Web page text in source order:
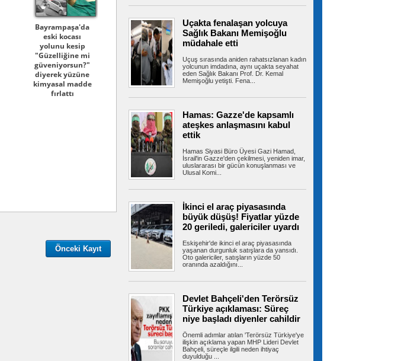
Bayrampaşa'da
eski kocası
yolunu kesip
"Güzelliğine mi
güveniyorsun?"
diyerek yüzüne
kimyasal madde
fırlattı
Önceki Kayıt
Kaldırımlar işgalden arındırılıyor
Bayrampaşa Belediyesi zabıta ekipleri, kamusal
alanların düzenli ve güvenli...
Trabzonspor resmen açıkladı!
resmen açıkladı. Bordo-mavili kulüp,...
Aziz Yıldırım'a bulaşmanın bedeli
ağır oldu
Fenerbahçe Başkanı Aziz Yıldırım'ın şikayeti
üzerine başlatılan soruşturmada...
Cumhurbaşkanı Erdoğan,
Bahçeli ile görüştü! Masada tek konu vardı
Cumhurbaşkanlığı Külliyesi bugün kritik bir
zirveye ev sahipliği yapıyor....
Türkiye dahil 8 ülkeden İsrail'e
karşı ortak bildiri: Açık ihlaldir, kabul edilemez
Türkiye'nin de aralarında yer aldığı 8 ülke,
İsrail'in Gazze'deki hastaneleri,...
Uçakta fenalaşan yolcuya
Sağlık Bakanı Memişoğlu
müdahale etti
Uçuş sırasında aniden rahatsızlanan kadın
yolcunun imdadına, aynı uçakta seyahat
eden Sağlık Bakanı Prof. Dr. Kemal
Memişoğlu yetişti. Fena...
Hamas: Gazze'de kapsamlı
ateşkes anlaşmasını kabul
ettik
Hamas Siyasi Büro Üyesi Gazi Hamad,
İsrail'in Gazze'den çekilmesi, yeniden imar,
uluslararası bir gücün konuşlanması ve
Ulusal Komi...
İkinci el araç piyasasında
büyük düşüş! Fiyatlar yüzde
20 geriledi, galericiler uyardı
Eskişehir'de ikinci el araç piyasasında
yaşanan durgunluk satışlara da yansıdı.
Oto galericiler, satışların yüzde 50
oranında azaldığını...
Devlet Bahçeli'den Terörsüz
Türkiye açıklaması: Süreç
niye başladı diyenler cahildir
Önemli adımlar atılan 'Terörsüz Türkiye'ye
ilişkin açıklama yapan MHP Lideri Devlet
Bahçeli, süreçle ilgili neden ihtiyaç
duyulduğu ...